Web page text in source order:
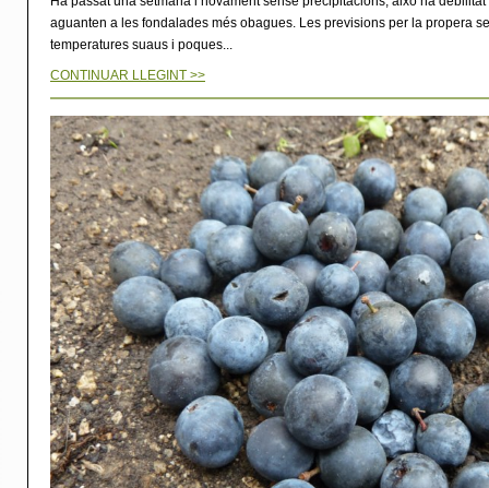
aguanten a les fondalades més obagues. Les previsions per la propera
temperatures suaus i poques...
CONTINUAR LLEGINT >>